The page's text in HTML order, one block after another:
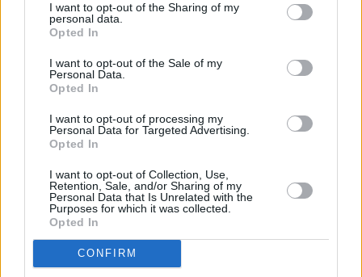
I want to opt-out of the Sharing of my
personal data.
Opted In
I want to opt-out of the Sale of my
Personal Data.
Opted In
I want to opt-out of processing my
Personal Data for Targeted Advertising.
Opted In
I want to opt-out of Collection, Use,
Retention, Sale, and/or Sharing of my
Personal Data that Is Unrelated with the
Purposes for which it was collected.
Opted In
CONFIRM
και από κάτω ένας χώρος για ν’ ανάβει
φωτιά. Υπήρχε μικρό υπόστεγο πριν από την
είσοδο της Καλύβης και ο προσκυνητής,
περνώντας την θύρα της εισόδου, βρισκόταν
σε έναν προθάλαμο με ένα βήμα πλάτος και
τρία μήκος, πού φωτιζόταν από ένα
κελί του Γέροντα και αριστερά το Εκκλησάκι
του Τιμίου Σταυρού με τρεις τέσσερις εικόνες
στο τέμπλο, ένα στασίδι, ένα αναλόγιο και
τίποτε άλλο.